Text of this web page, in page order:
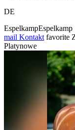
DE
EspelkampEspelkamp
mail Kontakt favorite
Platynowe